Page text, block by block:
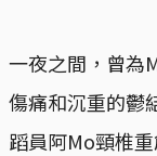
一夜之間，曾為
傷痛和沉重的鬱
蹈員阿Mo頸椎